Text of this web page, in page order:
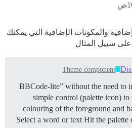
والمكونات الإضافية التي يمكنك
سبيل المثال
Theme component
“BBCode-lite” without the need
simple control (palette icon)
colouring of the foreground and
Select a word or text Hit the